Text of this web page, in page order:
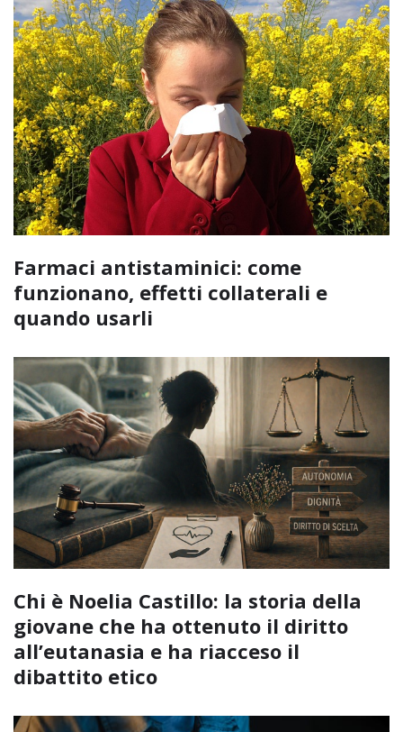
Farmaci antistaminici: come
funzionano, effetti collaterali e
quando usarli
Chi è Noelia Castillo: la storia della
giovane che ha ottenuto il diritto
all’eutanasia e ha riacceso il
dibattito etico